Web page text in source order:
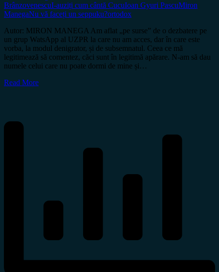
BrânzovenescuI-auziți cum cântă CucuIoan Gyuri PascuMiron
ManegaNu vă faceți un seppuku?ortodox
Autor: MIRON MANEGA Am aflat „pe surse” de o dezbatere pe
un grup WatsApp al UZPR la care nu am acces, dar în care este
vorba, la modul denigrator, și de subsemnatul. Ceea ce mă
legitimează să comentez, căci sunt în legitimă apărare. N-am să dau
numele celui care nu poate dormi de mine și…
Read More